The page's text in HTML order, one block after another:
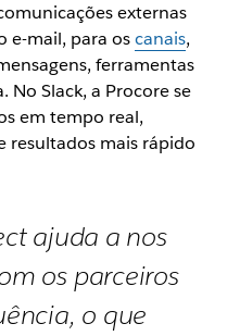
externas
e-mail, para oscanais,
ferramentas
No Slack, a Procore se
em tempo real,
resultados mais rápido
ajuda a nos
os parceiros
o que